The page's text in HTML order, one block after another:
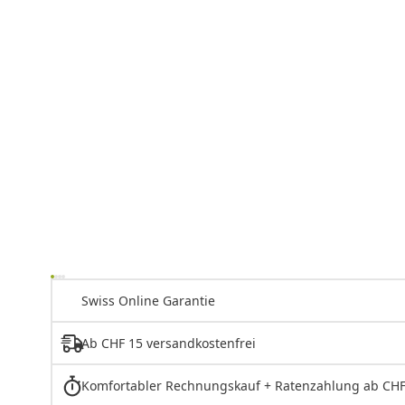
Swiss Online Garantie
Ab CHF 15 versandkostenfrei
Komfortabler Rechnungskauf + Ratenzahlung ab